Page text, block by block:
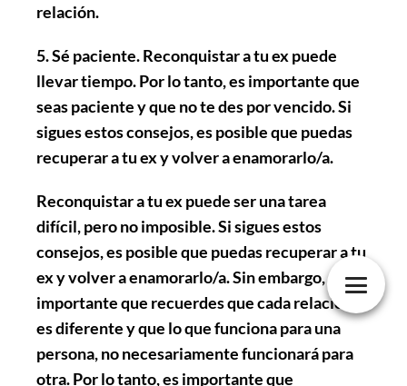
relación.
5. Sé paciente. Reconquistar a tu ex puede
llevar tiempo. Por lo tanto, es importante que
seas paciente y que no te des por vencido. Si
sigues estos consejos, es posible que puedas
recuperar a tu ex y volver a enamorarlo/a.
Reconquistar a tu ex puede ser una tarea
difícil, pero no imposible. Si sigues estos
consejos, es posible que puedas recuperar a tu
ex y volver a enamorarlo/a. Sin embargo, es
importante que recuerdes que cada relación
es diferente y que lo que funciona para una
persona, no necesariamente funcionará para
otra. Por lo tanto, es importante que